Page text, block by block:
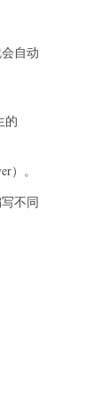
自动
的
）。
不同